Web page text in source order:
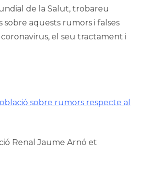
de la Salut, trobareu
sobre aquests rumors i falses
el seu tractament i
sobre rumors respecte al
Renal Jaume Arnó et